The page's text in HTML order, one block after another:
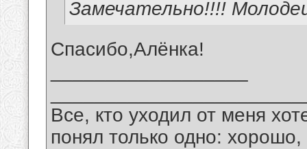
Замечательно!!!!
Спасибо,Алёнка!
Все, кто уходил от меня
понял только одно: